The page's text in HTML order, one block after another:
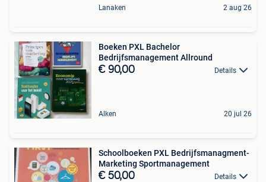
Lanaken 2 aug 26
Boeken PXL Bachelor
Bedrijfsmanagement Allround
€ 90,00 Details
Alken 20 jul 26
Schoolboeken PXL Bedrijfsmanagment-
Marketing Sportmanagement
€ 50,00 Details